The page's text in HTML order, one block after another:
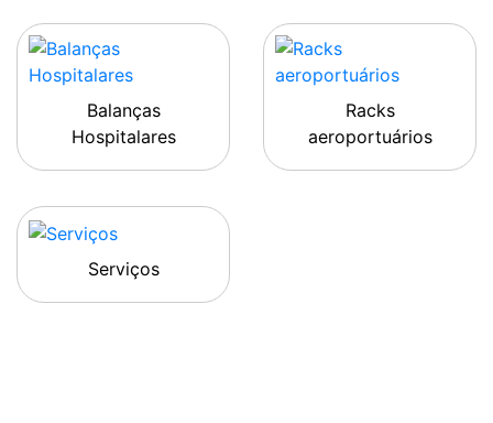
Balanças
Hospitalares
Racks
aeroportuários
Serviços